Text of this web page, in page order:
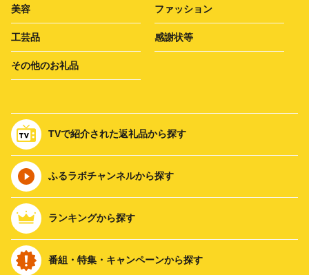
美容 ファッション
工芸品 感謝状等
その他のお礼品
TVで紹介された返礼品から探す
ふるラボチャンネルから探す
ランキングから探す
番組・特集・キャンペーンから探す